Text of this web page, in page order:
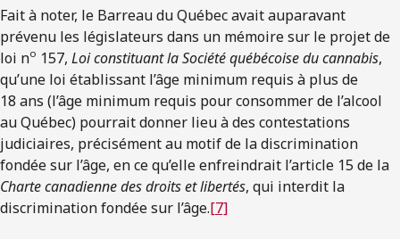
Fait à noter, le Barreau du Québec avait auparavant
prévenu les législateurs dans un mémoire sur le projet de
loi no 157, Loi constituant la Société québécoise du cannabis,
qu’une loi établissant l’âge minimum requis à plus de
18 ans (l’âge minimum requis pour consommer de l’alcool
au Québec) pourrait donner lieu à des contestations
judiciaires, précisément au motif de la discrimination
fondée sur l’âge, en ce qu’elle enfreindrait l’article 15 de la
Charte canadienne des droits et libertés, qui interdit la
discrimination fondée sur l’âge.[7]